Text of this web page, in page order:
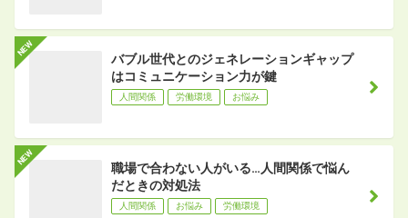
バブル世代とのジェネレーションギャップ
はコミュニケーション力が鍵
人間関係 労働環境 お悩み
職場で合わない人がいる…人間関係で悩ん
だときの対処法
人間関係 お悩み 労働環境